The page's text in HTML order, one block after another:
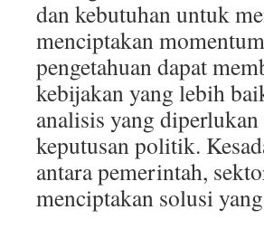
dan kebutuhan untuk
menciptakan
pengetahuan dapat
kebijakan yang lebih
analisis yang
keputusan politik.
antara pemerintah,
menciptakan solusi